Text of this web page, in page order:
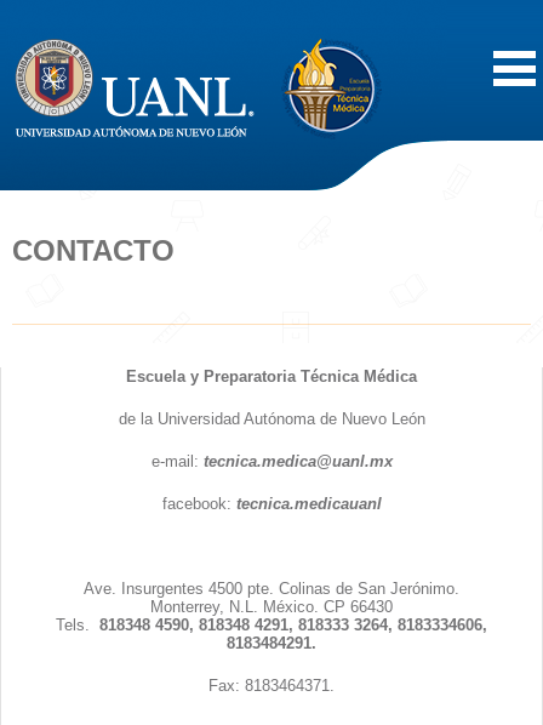
Acerca de
Vida Estudiantil
Servicios
CONTACTO
Escuela y Preparatoria Técnica Médica
de la Universidad Autónoma de Nuevo León
e-mail: tecnica.medica@uanl.mx
facebook: tecnica.medicauanl
Ave. Insurgentes 4500 pte. Colinas de San Jerónimo.
Monterrey, N.L. México. CP 66430
Tels. 818348 4590, 818348 4291, 818333 3264, 8183334606,
8183484291.
Fax: 8183464371.